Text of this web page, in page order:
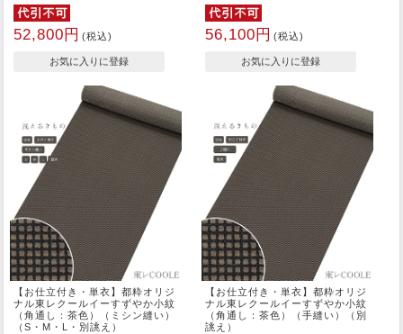
52,800円 (税込) 56,100円 (税込)
【お仕立付き・単衣】都粋オリジ
ナル東レクールイーすずやか小紋
（角通し：茶色）（ミシン縫い）
（S・M・L・別誂え）
【お仕立付き・単衣】都粋オリジ
ナル東レクールイーすずやか小紋
（角通し：茶色）（手縫い）（別
誂え）